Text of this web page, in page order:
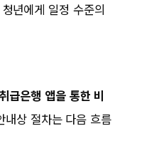
년에게 일정 수준의
취급은행 앱을 통한 비
내상 절차는 다음 흐름